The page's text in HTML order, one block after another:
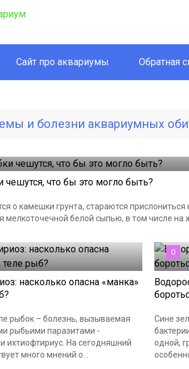
Сайт про аквариумы Обратная
и болезни аквариумных
чешутся, что бы это могло быть?
о камешки грунта, стараются
мелкоточечной белой сыпью, в том числе на
насколько опасна «манка»
рыбок – болезнь, вызываемая
рыбьими паразитами -
ихтиофтириус. На сегодняшний
много мнений о...
0
Сине
одной,